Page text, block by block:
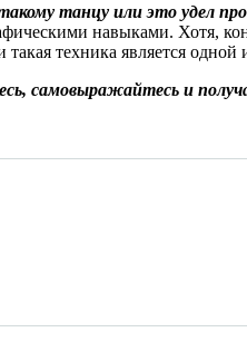
танцу или это удел
навыками. Хотя,
техника является
самовыражайтесь и